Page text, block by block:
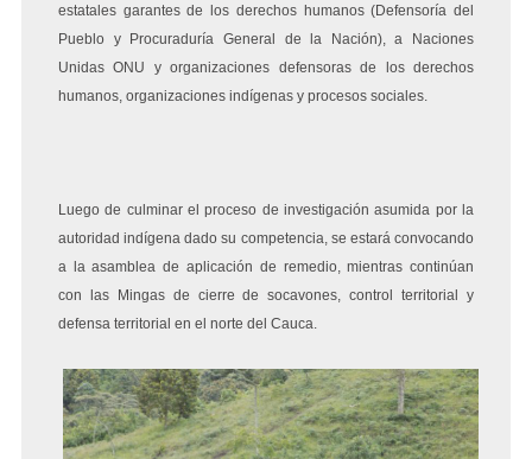
estatales garantes de los derechos humanos (Defensoría del
Pueblo y Procuraduría General de la Nación), a Naciones
Unidas ONU y organizaciones defensoras de los derechos
humanos, organizaciones indígenas y procesos sociales.
Luego de culminar el proceso de investigación asumida por la
autoridad indígena dado su competencia, se estará convocando
a la asamblea de aplicación de remedio, mientras continúan
con las Mingas de cierre de socavones, control territorial y
defensa territorial en el norte del Cauca.